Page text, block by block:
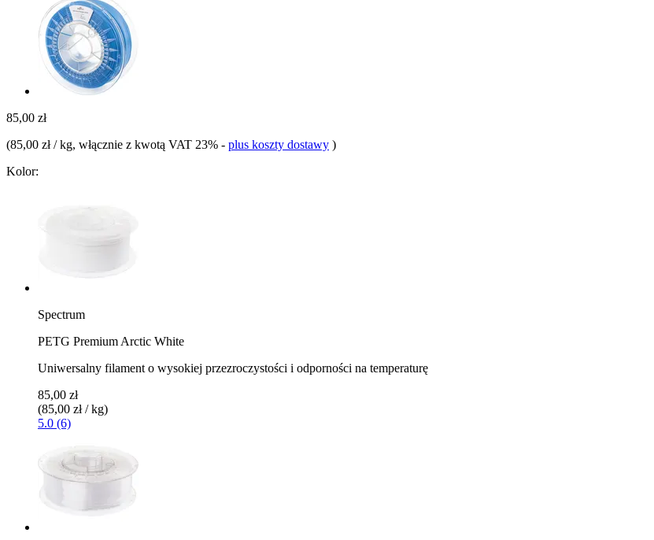
85,00 zł
(85,00 zł / kg, włącznie z kwotą VAT 23% - plus koszty dostawy )
Kolor:
Spectrum
PETG Premium Arctic White
Uniwersalny filament o wysokiej przezroczystości i odporności na temperaturę
85,00 zł
(85,00 zł / kg)
5.0 (6)